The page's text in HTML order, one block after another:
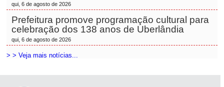
qui, 6 de agosto de 2026
Prefeitura promove programação cultural para
celebração dos 138 anos de Uberlândia
qui, 6 de agosto de 2026
> > Veja mais notícias...